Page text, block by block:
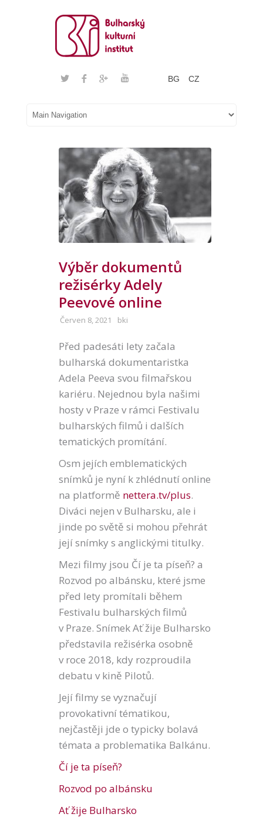
BG CZ
Výběr dokumentů
režisérky Adely
Peevové online
Červen 8, 2021 bki
Před padesáti lety začala
bulharská dokumentaristka
Adela Peeva svou filmařskou
kariéru. Nejednou byla našimi
hosty v Praze v rámci Festivalu
bulharských filmů i dalších
tematických promítání.
Osm jejích emblematických
snímků je nyní k zhlédnutí online
na platformě nettera.tv/plus.
Diváci nejen v Bulharsku, ale i
jinde po světě si mohou přehrát
její snímky s anglickými titulky.
Mezi filmy jsou Čí je ta píseň? a
Rozvod po albánsku, které jsme
před lety promítali během
Festivalu bulharských filmů
v Praze. Snímek Ať žije Bulharsko
představila režisérka osobně
v roce 2018, kdy rozproudila
debatu v kině Pilotů.
Její filmy se vyznačují
provokativní tématikou,
nejčastěji jde o typicky bolavá
témata a problematika Balkánu.
Čí je ta píseň?
Rozvod po albánsku
Ať žije Bulharsko